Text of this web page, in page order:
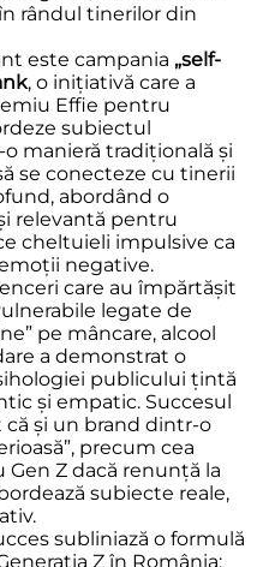
rândul tinerilor din
este campania „self-
, o inițiativă care a
Effie pentru
subiectul
manieră tradițională și
se conecteze cu tinerii
abordând o
relevantă pentru
cheltuieli impulsive ca
negative.
care au împărtășit
legate de
pe mâncare, alcool
a demonstrat o
publicului țintă
și empatic. Succesul
și un brand dintr-o
precum cea
Gen Z dacă renunță la
subiecte reale,
subliniază o formulă
Z în România: